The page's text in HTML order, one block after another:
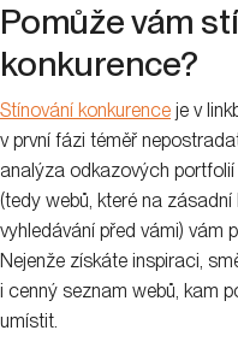
Pomůže vám
konkurence?
Stínování konkurence je v
v první fázi téměř
analýza odkazových
(tedy webů, které na
vyhledávání před vámi) vám
Nejenže získáte inspiraci,
i cenný seznam webů, kam
umístit.